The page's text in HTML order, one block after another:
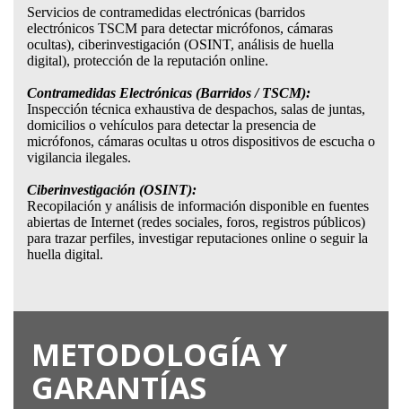
Servicios de contramedidas electrónicas (barridos
electrónicos TSCM para detectar micrófonos, cámaras
ocultas), ciberinvestigación (OSINT, análisis de huella
digital), protección de la reputación online.
Contramedidas Electrónicas (Barridos / TSCM):
Inspección técnica exhaustiva de despachos, salas de juntas,
domicilios o vehículos para detectar la presencia de
micrófonos, cámaras ocultas u otros dispositivos de escucha o
vigilancia ilegales.
Ciberinvestigación (OSINT):
Recopilación y análisis de información disponible en fuentes
abiertas de Internet (redes sociales, foros, registros públicos)
para trazar perfiles, investigar reputaciones online o seguir la
huella digital.
METODOLOGÍA Y
GARANTÍAS